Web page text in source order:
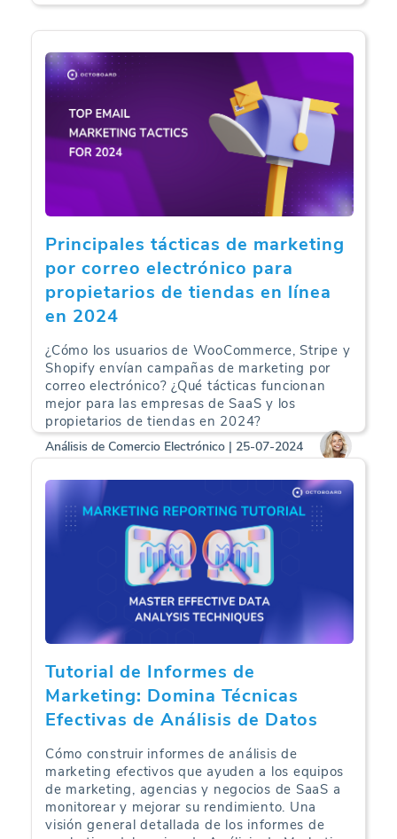
Principales tácticas de marketing
por correo electrónico para
propietarios de tiendas en línea
en 2024
¿Cómo los usuarios de WooCommerce, Stripe y
Shopify envían campañas de marketing por
correo electrónico? ¿Qué tácticas funcionan
mejor para las empresas de SaaS y los
propietarios de tiendas en 2024?
Análisis de Comercio Electrónico | 25-07-2024
Tutorial de Informes de
Marketing: Domina Técnicas
Efectivas de Análisis de Datos
Cómo construir informes de análisis de
marketing efectivos que ayuden a los equipos
de marketing, agencias y negocios de SaaS a
monitorear y mejorar su rendimiento. Una
visión general detallada de los informes de